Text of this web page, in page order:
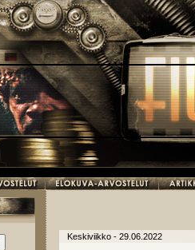
Keskiviikko - 29.06.2022